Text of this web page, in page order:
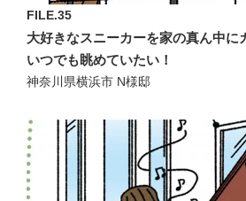
FILE.35
大好きなスニーカーを家の真ん中に
いつでも眺めていたい！
神奈川県横浜市 N様邸